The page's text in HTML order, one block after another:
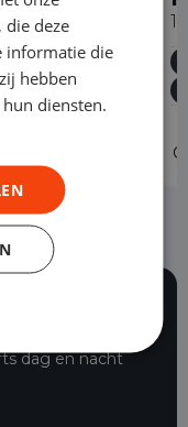
Asten
dag en nacht
die deze
informatie die
hebben
diensten.